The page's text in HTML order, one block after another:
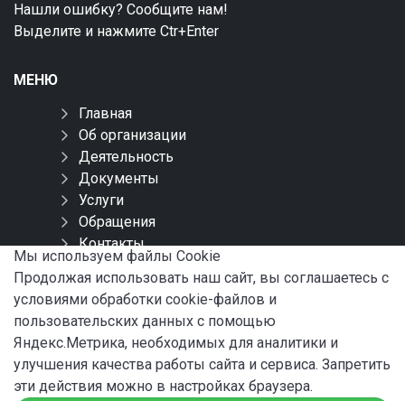
Нашли ошибку? Сообщите нам!
Выделите и нажмите Ctr+Enter
МЕНЮ
Главная
Об организации
Деятельность
Документы
Услуги
Обращения
Контакты
Карта сайта
СОЦИАЛЬНЫЕ СЕТИ
Мы используем файлы Сookie
Продолжая использовать наш сайт, вы соглашаетесь с
условиями обработки cookie-файлов и
пользовательских данных с помощью
Яндекс.Метрика, необходимых для аналитики и
улучшения качества работы сайта и сервиса. Запретить
эти действия можно в настройках браузера.